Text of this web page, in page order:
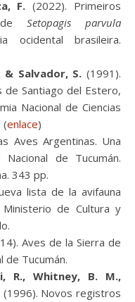
F. (2022). Primeiros
deSetopagis parvula
ocidental brasileira.
& Salvador, S. (1991).
de Santiago del Estero,
Nacional de Ciencias
(enlace)
Aves Argentinas. Una
de Tucumán.
343 pp.
lista de la avifauna
Ministerio de Cultura y
Aves de la Sierra de
de Tucumán.
R., Whitney, B. M.,
(1996). Novos registros